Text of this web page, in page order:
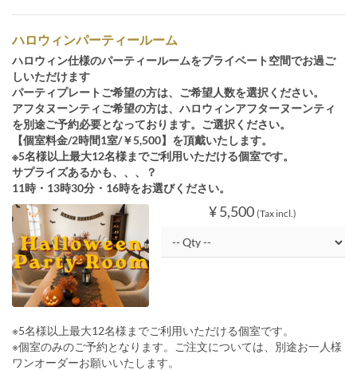
ハロウィンパーティールーム
ハロウィン仕様のパーティールームをプライベート空間でお過ご
しいただけます
パーティプレートご希望の方は、ご希望人数を選択ください。
アフタヌーンティご希望の方は、ハロウィンアフターヌーンティ
を別途ご予約必要となっております。ご選択ください。
【個室料金/2時間1室/￥5,500】を頂戴いたします。
※5名様以上最大12名様までご利用いただける個室です。
サプライズあるかも、、、？
11時・13時30分・16時をお選びください。
¥ 5,500 (Tax incl.)
※5名様以上最大12名様までご利用いただける個室です。
※個室のみのご予約となります。ご注文については、別途お一人様
ワンオーダーお願いいたします。